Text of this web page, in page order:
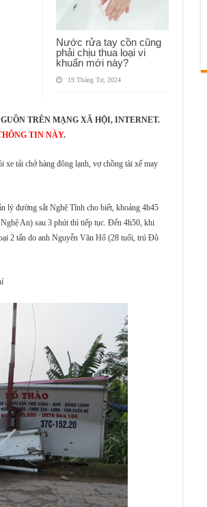
Nước rửa tay cồn cũng
phải chịu thua loại vi
khuẩn mới này?
19 Tháng Tư, 2024
TRÊN MẠNG XÃ HỘI, INTERNET.
TIN NÀY.
tải chở hàng đông lạnh, vợ chồng tài xế may
lý đường sắt Nghệ Tĩnh cho biết, khoảng 4h45
An) sau 3 phút thì tiếp tục. Đến 4h50, khi
2 tấn do anh Nguyễn Văn Hổ (28 tuổi, trú Đô